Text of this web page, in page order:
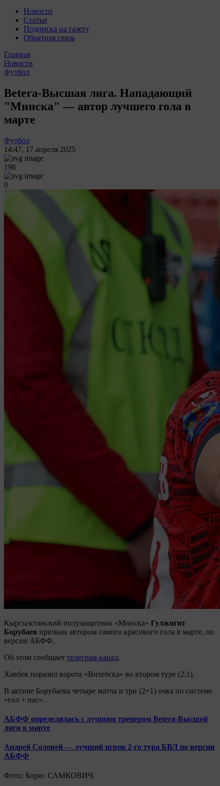
Новости
Статьи
Подписка на газету
Обратная связь
Главная
Новости
Футбол
Betera-Высшая лига. Нападающий
"Минска" — автор лучшего гола в
марте
Футбол
14:47, 17 апреля 2025
198
0
Кыргызстанский полузащитник «Минска» Гулжигит
Борубаев признан автором самого красивого гола в марте, по
версии АБФФ.
Об этом сообщает телеграм-канал.
Хавбек поразил ворота «Витебска» во втором туре (2:1).
В активе Борубаева четыре матча и три (2+1) очка по системе
«гол + пас».
АБФФ определилась с лучшим тренером Betera-Высшей
лиги в марте
Андрей Соловей — лучший игрок 2-го тура БВЛ по версии
АБФФ
Фото: Борис САМКОВИЧ.